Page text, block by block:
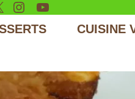
Instagram
YouTube
CUISINE